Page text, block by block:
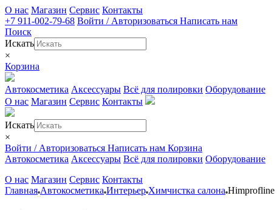
О нас Магазин Сервис Контакты
+7 911-002-79-68 Войти / Авторизоваться Написать нам
Поиск
Искать
×
Корзина
Автокосметика Аксессуары Всё для полировки Оборудование
О нас Магазин Сервис Контакты
Искать
×
Войти / Авторизоваться Написать нам Корзина
Автокосметика Аксессуары Всё для полировки Оборудование
О нас Магазин Сервис Контакты
Главная Автокосметика Интерьер Химчистка салона Himprofline